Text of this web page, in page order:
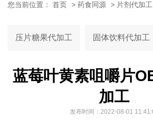
您当前位置： 首页 > 药食同源 > 片剂代加工
压片糖果代加工 固体饮料代加工
蓝莓叶黄素咀嚼片
加工
发布时间：2022-08-01